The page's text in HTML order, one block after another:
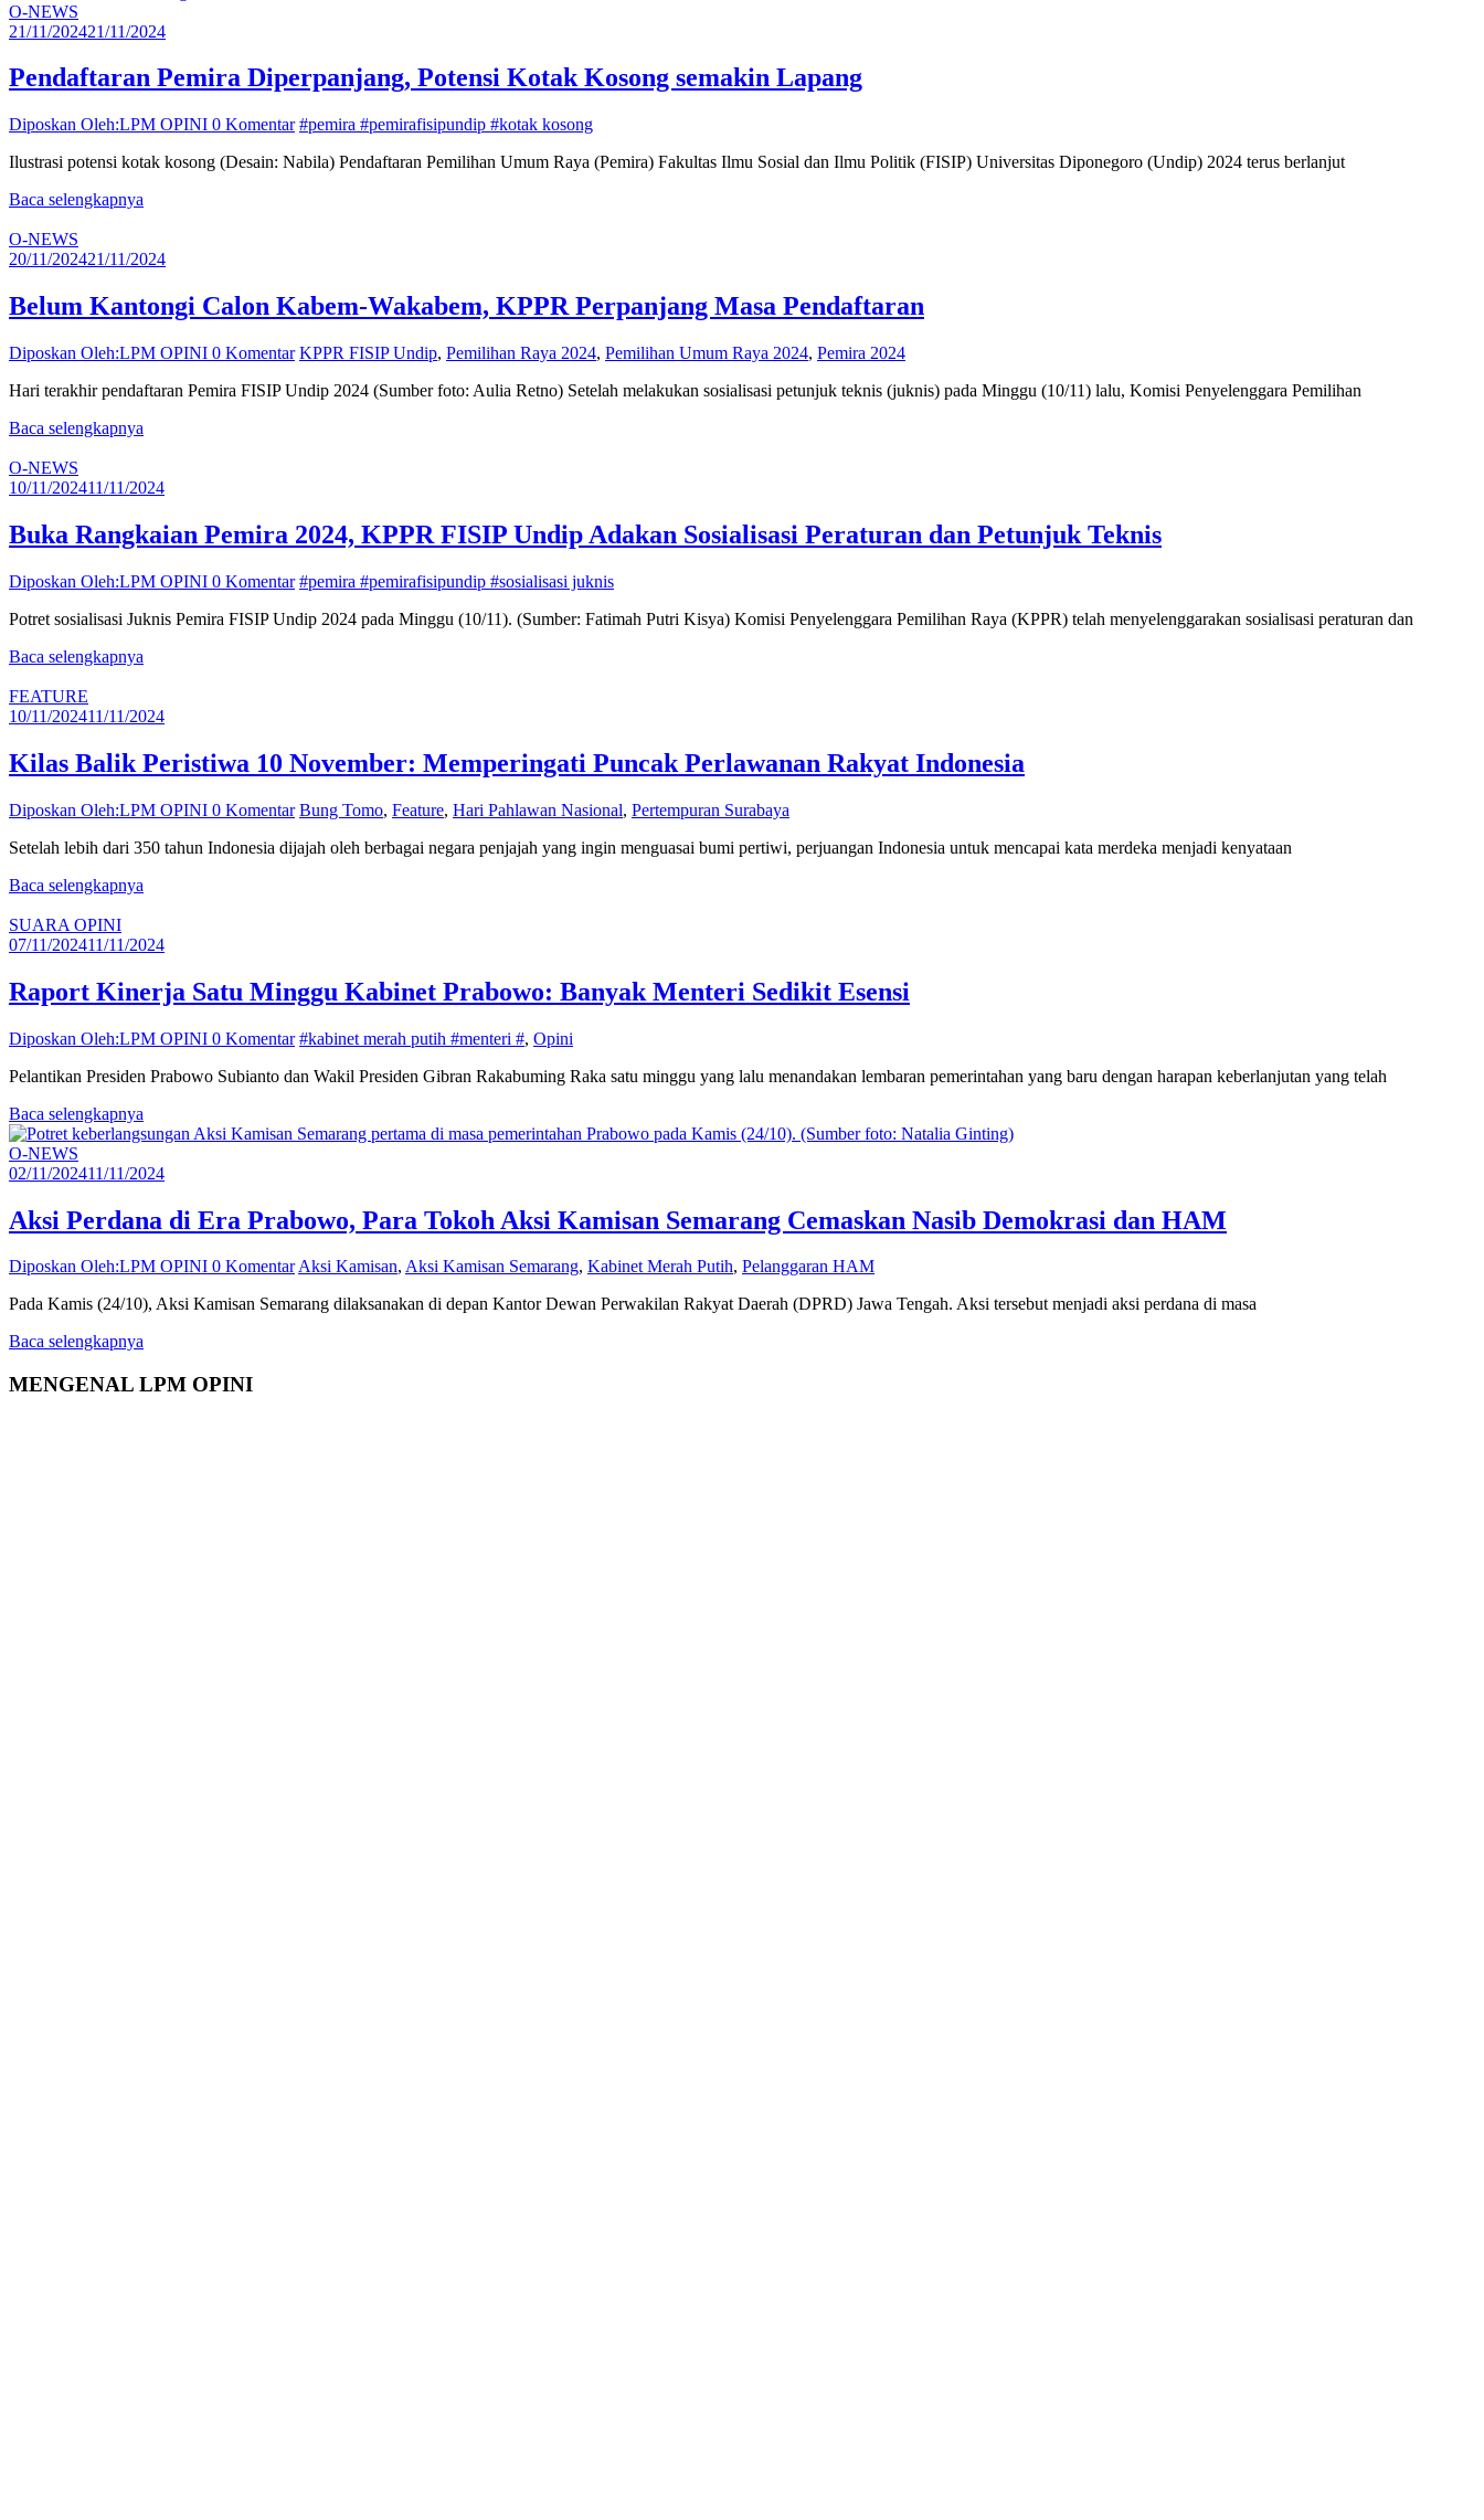
O-NEWS
21/11/202421/11/2024
Pendaftaran Pemira Diperpanjang, Potensi Kotak Kosong semakin Lapang
Diposkan Oleh:LPM OPINI 0 Komentar #pemira #pemirafisipundip #kotak kosong
Ilustrasi potensi kotak kosong (Desain: Nabila) Pendaftaran Pemilihan Umum Raya (Pemira) Fakultas Ilmu Sosial dan Ilmu Politik (FISIP) Universitas Diponegoro (Undip) 2024 terus berlanjut
Baca selengkapnya
O-NEWS
20/11/202421/11/2024
Belum Kantongi Calon Kabem-Wakabem, KPPR Perpanjang Masa Pendaftaran
Diposkan Oleh:LPM OPINI 0 Komentar KPPR FISIP Undip, Pemilihan Raya 2024, Pemilihan Umum Raya 2024, Pemira 2024
Hari terakhir pendaftaran Pemira FISIP Undip 2024 (Sumber foto: Aulia Retno) Setelah melakukan sosialisasi petunjuk teknis (juknis) pada Minggu (10/11) lalu, Komisi Penyelenggara Pemilihan
Baca selengkapnya
O-NEWS
10/11/202411/11/2024
Buka Rangkaian Pemira 2024, KPPR FISIP Undip Adakan Sosialisasi Peraturan dan Petunjuk Teknis
Diposkan Oleh:LPM OPINI 0 Komentar #pemira #pemirafisipundip #sosialisasi juknis
Potret sosialisasi Juknis Pemira FISIP Undip 2024 pada Minggu (10/11). (Sumber: Fatimah Putri Kisya) Komisi Penyelenggara Pemilihan Raya (KPPR) telah menyelenggarakan sosialisasi peraturan dan
Baca selengkapnya
FEATURE
10/11/202411/11/2024
Kilas Balik Peristiwa 10 November: Memperingati Puncak Perlawanan Rakyat Indonesia
Diposkan Oleh:LPM OPINI 0 Komentar Bung Tomo, Feature, Hari Pahlawan Nasional, Pertempuran Surabaya
Setelah lebih dari 350 tahun Indonesia dijajah oleh berbagai negara penjajah yang ingin menguasai bumi pertiwi, perjuangan Indonesia untuk mencapai kata merdeka menjadi kenyataan
Baca selengkapnya
SUARA OPINI
07/11/202411/11/2024
Raport Kinerja Satu Minggu Kabinet Prabowo: Banyak Menteri Sedikit Esensi
Diposkan Oleh:LPM OPINI 0 Komentar #kabinet merah putih #menteri #, Opini
Pelantikan Presiden Prabowo Subianto dan Wakil Presiden Gibran Rakabuming Raka satu minggu yang lalu menandakan lembaran pemerintahan yang baru dengan harapan keberlanjutan yang telah
Baca selengkapnya
O-NEWS
02/11/202411/11/2024
Aksi Perdana di Era Prabowo, Para Tokoh Aksi Kamisan Semarang Cemaskan Nasib Demokrasi dan HAM
Diposkan Oleh:LPM OPINI 0 KomentarAksi Kamisan, Aksi Kamisan Semarang, Kabinet Merah Putih, Pelanggaran HAM
Pada Kamis (24/10), Aksi Kamisan Semarang dilaksanakan di depan Kantor Dewan Perwakilan Rakyat Daerah (DPRD) Jawa Tengah. Aksi tersebut menjadi aksi perdana di masa
Baca selengkapnya
MENGENAL LPM OPINI